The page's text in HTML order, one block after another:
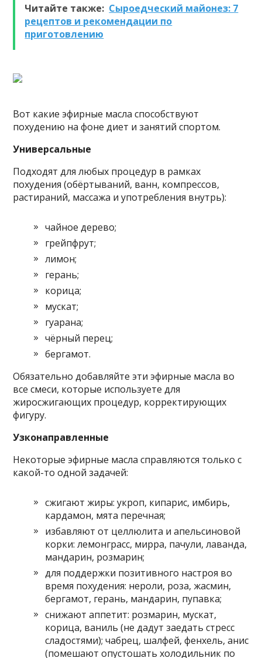
Читайте также: Сыроедческий майонез: 7
рецептов и рекомендации по
приготовлению
Вот какие эфирные масла способствуют
похудению на фоне диет и занятий спортом.
Универсальные
Подходят для любых процедур в рамках
похудения (обёртываний, ванн, компрессов,
растираний, массажа и употребления внутрь):
чайное дерево;
грейпфрут;
лимон;
герань;
корица;
мускат;
гуарана;
чёрный перец;
бергамот.
Обязательно добавляйте эти эфирные масла во
все смеси, которые используете для
жиросжигающих процедур, корректирующих
фигуру.
Узконаправленные
Некоторые эфирные масла справляются только с
какой-то одной задачей:
сжигают жиры: укроп, кипарис, имбирь,
кардамон, мята перечная;
избавляют от целлюлита и апельсиновой
корки: лемонграсс, мирра, пачули, лаванда,
мандарин, розмарин;
для поддержки позитивного настроя во
время похудения: нероли, роза, жасмин,
бергамот, герань, мандарин, пупавка;
снижают аппетит: розмарин, мускат,
корица, ваниль (не дадут заедать стресс
сладостями); чабрец, шалфей, фенхель, анис
(помешают опустошать холодильник по